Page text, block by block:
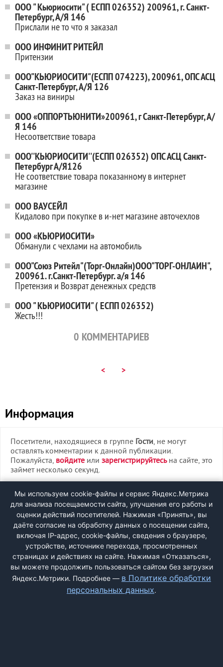
ООО " Кьюриосити" ( ЕСПП 026352) 200961, г. Санкт-
Петербург, А/Я 146
Прислали не то что я заказал
OOO ИНФИНИТ РИТЕЙЛ
Притензии
ООО"КЬЮРИОСИТИ"(ЕСПП 074223), 200961, ОПС АСЦ
Санкт-Петербург, А/Я 126
Заказ на виниры
ООО «ОППОРТЬЮНИТИ»200961, г Санкт-Петербург, А/
Я 146
Несоответствие товара
ООО''КЬЮРИОСИТИ''(ЕСПП 026352) ОПС АСЦ Санкт-
Петербург А/Я126
Не соответствие товара показанному в интернет
магазине
ООО ВАУСЕЙЛ
Кидалово при покупке в и-нет магазине авточехлов
ООО «КЬЮРИОСИТИ»
Обманули с чехлами на автомобиль
ООО"Союз Ритейл"(Торг-Онлайн)ООО"ТОРГ-ОНЛАИН",
200961. г.Санкт-Петербург. а/я 146
Претензия и Возврат денежных средств
ООО " КЬЮРИОСИТИ" ( ЕСПП 026352)
Жесть!!!
0 КОММЕНТАРИЕВ
< >
Информация
Посетители, находящиеся в группе Гости, не могут
оставлять комментарии к данной публикации.
Пожалуйста, войдите или зарегистрируйтесьна сайте, это
займет несколько секунд.
ВХОД
РЕГИСТРАЦИЯ
Быстрая регистрациячерез соцсети:
Мы используем cookie-файлы и сервис Яндекс.Метрика
для анализа посещаемости сайта, улучшения его работы и
оценки действий посетителей. Нажимая «Принять», вы
даёте согласие на обработку данных о посещении сайта,
включая IP-адрес, cookie-файлы, сведения о браузере,
устройстве, источнике перехода, просмотренных
страницах и действиях на сайте. Нажимая «Отказаться»,
вы можете продолжить пользоваться сайтом без загрузки
Яндекс.Метрики. Подробнее — в Политике обработки
персональных данных.